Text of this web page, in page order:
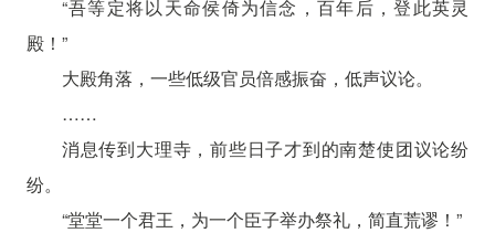
“吾等定将以天命侯倚为信念，百年后，登此英灵
殿！”
大殿角落，一些低级官员倍感振奋，低声议论。
……
消息传到大理寺，前些日子才到的南楚使团议论纷
纷。
“堂堂一个君王，为一个臣子举办祭礼，简直荒谬！”